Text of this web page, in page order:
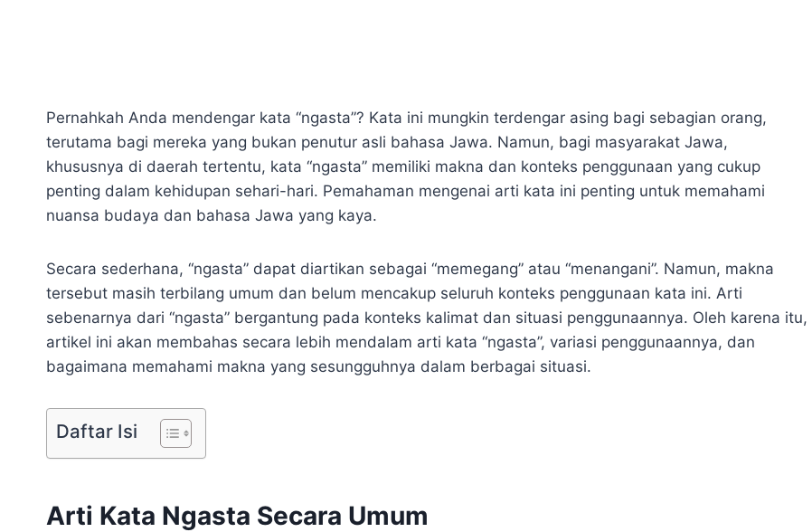
Pernahkah Anda mendengar kata “ngasta”? Kata ini mungkin terdengar asing bagi sebagian orang,
terutama bagi mereka yang bukan penutur asli bahasa Jawa. Namun, bagi masyarakat Jawa,
khususnya di daerah tertentu, kata “ngasta” memiliki makna dan konteks penggunaan yang cukup
penting dalam kehidupan sehari-hari. Pemahaman mengenai arti kata ini penting untuk memahami
nuansa budaya dan bahasa Jawa yang kaya.
Secara sederhana, “ngasta” dapat diartikan sebagai “memegang” atau “menangani”. Namun, makna
tersebut masih terbilang umum dan belum mencakup seluruh konteks penggunaan kata ini. Arti
sebenarnya dari “ngasta” bergantung pada konteks kalimat dan situasi penggunaannya. Oleh karena itu,
artikel ini akan membahas secara lebih mendalam arti kata “ngasta”, variasi penggunaannya, dan
bagaimana memahami makna yang sesungguhnya dalam berbagai situasi.
Daftar Isi
Arti Kata Ngasta Secara Umum